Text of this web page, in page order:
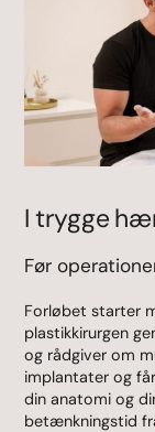
I trygge
Før
Forløbet starter
plastikkirurgen
og rådgiver om
implantater og
din anatomi og
betænkningstid